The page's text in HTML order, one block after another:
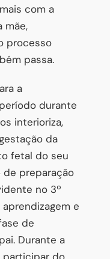
com a
mãe,
processo
passa.
a
durante
interioriza,
da
fetal do seu
preparação
no 3º
e
de
Durante a